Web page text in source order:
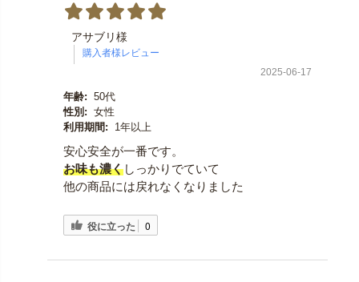
アサブリ様
2025-06-17
年齢: 50代
性別: 女性
利用期間:
1年以上
安心安全が一番です。
お味も濃くしっかりでていて
他の商品には戻れなくなりました
役に立った 0